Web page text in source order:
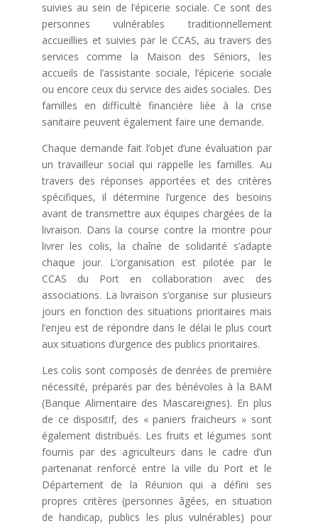
suivies au sein de l’épicerie sociale. Ce sont des
personnes vulnérables traditionnellement
accueillies et suivies par le CCAS, au travers des
services comme la Maison des Séniors, les
accueils de l’assistante sociale, l’épicerie sociale
ou encore ceux du service des aides sociales. Des
familles en difficulté financière liée à la crise
sanitaire peuvent également faire une demande.
Chaque demande fait l’objet d’une évaluation par
un travailleur social qui rappelle les familles. Au
travers des réponses apportées et des critères
spécifiques, il détermine l’urgence des besoins
avant de transmettre aux équipes chargées de la
livraison. Dans la course contre la montre pour
livrer les colis, la chaîne de solidarité s’adapte
chaque jour. L’organisation est pilotée par le
CCAS du Port en collaboration avec des
associations. La livraison s’organise sur plusieurs
jours en fonction des situations prioritaires mais
l’enjeu est de répondre dans le délai le plus court
aux situations d’urgence des publics prioritaires.
Les colis sont composés de denrées de première
nécessité, préparés par des bénévoles à la BAM
(Banque Alimentaire des Mascareignes). En plus
de ce dispositif, des « paniers fraicheurs » sont
également distribués. Les fruits et légumes sont
fournis par des agriculteurs dans le cadre d’un
partenariat renforcé entre la ville du Port et le
Département de la Réunion qui a défini ses
propres critères (personnes âgées, en situation
de handicap, publics les plus vulnérables) pour